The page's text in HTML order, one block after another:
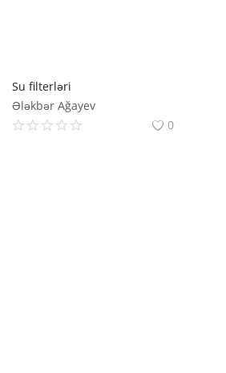
Ustalar
Daxil ol
Su filterləri
Ələkbər Ağayev
0